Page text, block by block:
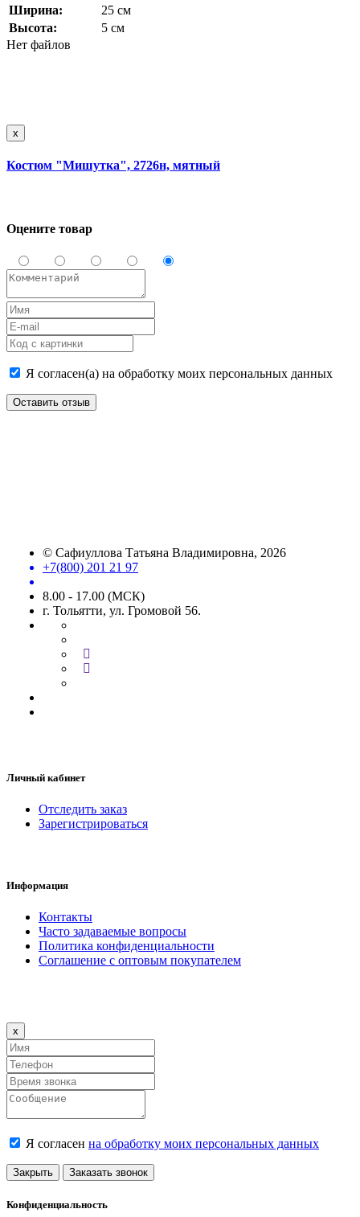
Ширина:
25 см
Высота:
5 см
Нет файлов
x
Костюм "Мишутка", 2726н, мятный
Оцените товар
Я согласен(а) на обработку моих персональных данных
Оставить отзыв
© Сафиуллова Татьяна Владимировна, 2026
+7(800) 201 21 97
8.00 - 17.00 (МСК)
г. Тольятти, ул. Громовой 56.
Личный кабинет
Отследить заказ
Зарегистрироваться
Информация
Контакты
Часто задаваемые вопросы
Политика конфиденциальности
Соглашение с оптовым покупателем
x
Я согласен на обработку моих персональных данных
Закрыть Заказать звонок
Конфиденциальность